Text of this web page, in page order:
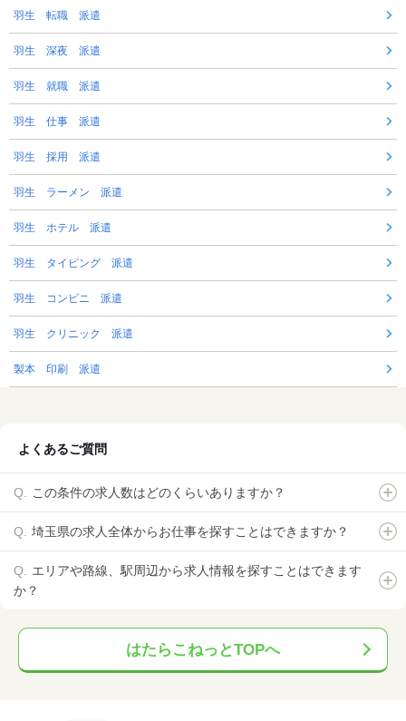
羽生 転職 派遣
羽生 深夜 派遣
羽生 就職 派遣
羽生 仕事 派遣
羽生 採用 派遣
羽生 ラーメン 派遣
羽生 ホテル 派遣
羽生 タイピング 派遣
羽生 コンビニ 派遣
羽生 クリニック 派遣
製本 印刷 派遣
よくあるご質問
この条件の求人数はどのくらいありますか？
埼玉県の求人全体からお仕事を探すことはできますか？
エリアや路線、駅周辺から求人情報を探すことはできます
か？
はたらこねっとTOPへ